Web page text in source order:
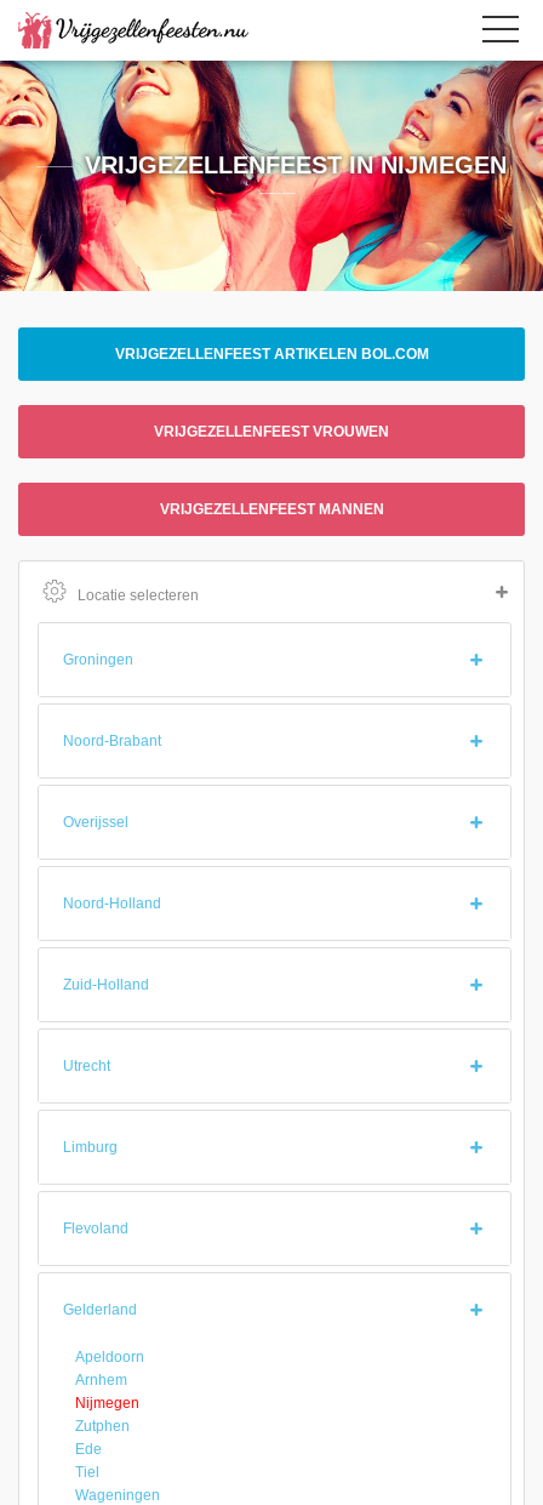
VRIJGEZELLENFEEST IN NIJMEGEN
VRIJGEZELLENFEEST ARTIKELEN BOL.COM
VRIJGEZELLENFEEST VROUWEN
VRIJGEZELLENFEEST MANNEN
Locatie selecteren
Groningen
Noord-Brabant
Overijssel
Noord-Holland
Zuid-Holland
Utrecht
Limburg
Flevoland
Gelderland
Apeldoorn
Arnhem
Nijmegen
Zutphen
Ede
Tiel
Wageningen